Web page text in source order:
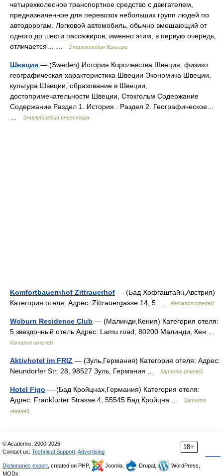
четырехколесное транспортное средство с двигателем,
предназначенное для перевозок небольших групп людей по
автодорогам. Легковой автомобиль, обычно вмещающий от
одного до шести пассажиров, именно этим, в первую очередь,
отличается… …
Энциклопедия Кольера
Швеция — (Sweden) История Королевства Швеция, физико
географическая характеристика Швеции Экономика Швеции,
культура Швеции, образование в Швеции,
достопримечательности Швеции, Стокгольм Содержание
Содержание Раздел 1. История . Раздел 2. Географическое…
Энциклопедия инвестора
Komfortbauernhof Zittrauerhof — (Бад Хофгаштайн,Австрия)
Категория отеля: Адрес: Zittrauergasse 14, 5 …
Каталог отелей
Woburn Residence Club — (Малинди,Кения) Категория отеля:
5 звездочный отель Адрес: Lamu road, 80200 Малинди, Кен …
Каталог отелей
Aktivhotel im FRIZ — (Зуль,Германия) Категория отеля: Адрес:
Neundorfer Str. 28, 98527 Зуль, Германия …
Каталог отелей
Hotel Figo — (Бад Кройцнах,Германия) Категория отеля:
Адрес: Frankfurter Strasse 4, 55545 Бад Кройцна …
Каталог
отелей
18+
© Academic, 2000-2026
Contact us: Technical Support Advertising
Dictionaries export , created on PHP, Joomla, Drupal,
WordPress,
MODx.